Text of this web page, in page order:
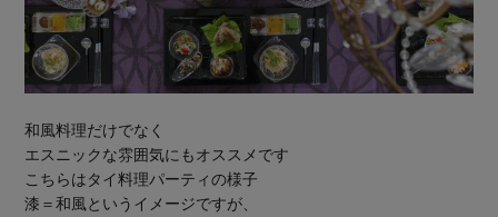
和風料理だけでなく
エスニックな雰囲気にもオススメです
こちらはタイ料理パーティの様子
漆＝和風というイメージですが、